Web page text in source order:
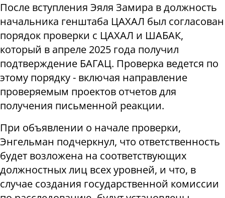
После вступления Эяля Замира в должность
начальника генштаба ЦАХАЛ был согласован
порядок проверки с ЦАХАЛ и ШАБАК,
который в апреле 2025 года получил
подтверждение БАГАЦ. Проверка ведется по
этому порядку - включая направление
проверяемым проектов отчетов для
получения письменной реакции.
При объявлении о начале проверки,
Энгельман подчеркнул, что ответственность
будет возложена на соответствующих
должностных лиц всех уровней, и что, в
случае создания государственной комиссии